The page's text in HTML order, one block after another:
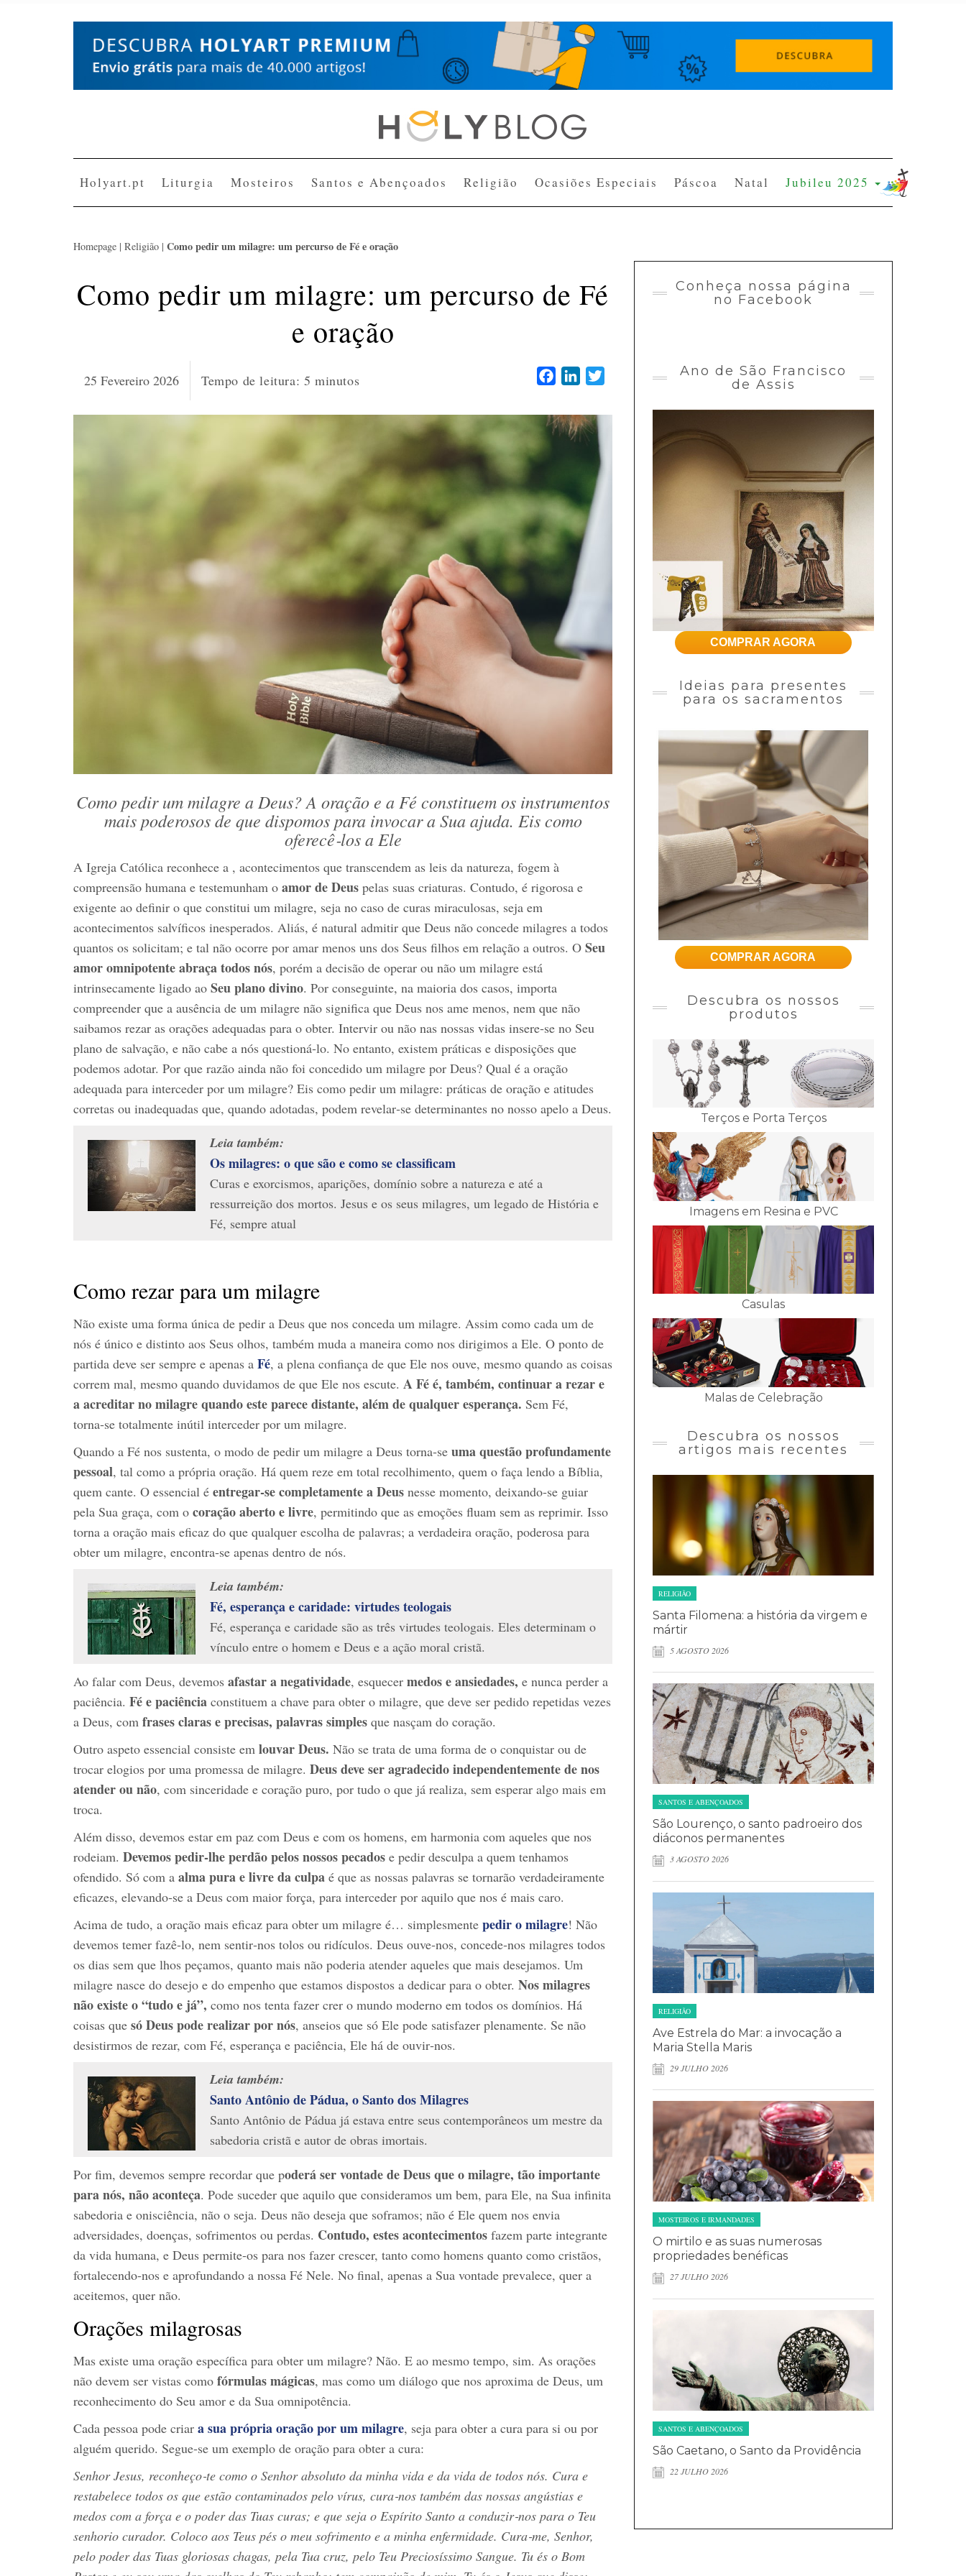
Holyart.pt Liturgia Mosteiros Santos e Abençoados Religião Ocasiões Especiais Páscoa Natal Jubileu 2025
Homepage | Religião | Como pedir um milagre: um percurso de Fé e oração
Como pedir um milagre: um percurso de Fé
e oração
25 Fevereiro 2026 Tempo de leitura: 5 minutos FacebookLinkedIn
Como pedir um milagre a Deus? A oração e a Fé constituem os instrumentos
mais poderosos de que dispomos para invocar a Sua ajuda. Eis como
oferecê‑los a Ele
A Igreja Católica reconhece a , acontecimentos que transcendem as leis da natureza, fogem à
compreensão humana e testemunham o amor de Deus pelas suas criaturas. Contudo, é rigorosa e
exigente ao definir o que constitui um milagre, seja no caso de curas miraculosas, seja em
acontecimentos salvíficos inesperados. Aliás, é natural admitir que Deus não concede milagres a todos
quantos os solicitam; e tal não ocorre por amar menos uns dos Seus filhos em relação a outros. O Seu
amor omnipotente abraça todos nós, porém a decisão de operar ou não um milagre está
intrinsecamente ligado ao Seu plano divino. Por conseguinte, na maioria dos casos, importa
compreender que a ausência de um milagre não significa que Deus nos ame menos, nem que não
saibamos rezar as orações adequadas para o obter. Intervir ou não nas nossas vidas insere‑se no Seu
plano de salvação, e não cabe a nós questioná‑lo. No entanto, existem práticas e disposições que
podemos adotar. Por que razão ainda não foi concedido um milagre por Deus? Qual é a oração
adequada para interceder por um milagre? Eis como pedir um milagre: práticas de oração e atitudes
corretas ou inadequadas que, quando adotadas, podem revelar‑se determinantes no nosso apelo a Deus.
Leia também:
Os milagres: o que são e como se classificam
Curas e exorcismos, aparições, domínio sobre a natureza e até a
ressurreição dos mortos. Jesus e os seus milagres, um legado de História e
Fé, sempre atual
Como rezar para um milagre
Não existe uma forma única de pedir a Deus que nos conceda um milagre. Assim como cada um de
nós é único e distinto aos Seus olhos, também muda a maneira como nos dirigimos a Ele. O ponto de
partida deve ser sempre e apenas a Fé, a plena confiança de que Ele nos ouve, mesmo quando as coisas
correm mal, mesmo quando duvidamos de que Ele nos escute. A Fé é, também, continuar a rezar e
a acreditar no milagre quando este parece distante, além de qualquer esperança. Sem Fé,
torna‑se totalmente inútil interceder por um milagre.
Quando a Fé nos sustenta, o modo de pedir um milagre a Deus torna‑se uma questão profundamente
pessoal, tal como a própria oração. Há quem reze em total recolhimento, quem o faça lendo a Bíblia,
quem cante. O essencial é entregar‑se completamente a Deus nesse momento, deixando‑se guiar
pela Sua graça, com o coração aberto e livre, permitindo que as emoções fluam sem as reprimir. Isso
torna a oração mais eficaz do que qualquer escolha de palavras; a verdadeira oração, poderosa para
obter um milagre, encontra‑se apenas dentro de nós.
Leia também:
Fé, esperança e caridade: virtudes teologais
Fé, esperança e caridade são as três virtudes teologais. Eles determinam o
vínculo entre o homem e Deus e a ação moral cristã.
Ao falar com Deus, devemos afastar a negatividade, esquecer medos e ansiedades, e nunca perder a
paciência. Fé e paciência constituem a chave para obter o milagre, que deve ser pedido repetidas vezes
a Deus, com frases claras e precisas, palavras simples que nasçam do coração.
Outro aspeto essencial consiste em louvar Deus. Não se trata de uma forma de o conquistar ou de
trocar elogios por uma promessa de milagre. Deus deve ser agradecido independentemente de nos
atender ou não, com sinceridade e coração puro, por tudo o que já realiza, sem esperar algo mais em
troca.
Além disso, devemos estar em paz com Deus e com os homens, em harmonia com aqueles que nos
rodeiam. Devemos pedir-lhe perdão pelos nossos pecados e pedir desculpa a quem tenhamos
ofendido. Só com a alma pura e livre da culpa é que as nossas palavras se tornarão verdadeiramente
eficazes, elevando‑se a Deus com maior força, para interceder por aquilo que nos é mais caro.
Acima de tudo, a oração mais eficaz para obter um milagre é… simplesmente pedir o milagre! Não
devemos temer fazê‑lo, nem sentir‑nos tolos ou ridículos. Deus ouve‑nos, concede‑nos milagres todos
os dias sem que lhos peçamos, quanto mais não poderia atender aqueles que mais desejamos. Um
milagre nasce do desejo e do empenho que estamos dispostos a dedicar para o obter. Nos milagres
não existe o “tudo e já”, como nos tenta fazer crer o mundo moderno em todos os domínios. Há
coisas que só Deus pode realizar por nós, anseios que só Ele pode satisfazer plenamente. Se não
desistirmos de rezar, com Fé, esperança e paciência, Ele há de ouvir‑nos.
Leia também:
Santo Antônio de Pádua, o Santo dos Milagres
Santo Antônio de Pádua já estava entre seus contemporâneos um mestre da
sabedoria cristã e autor de obras imortais.
Por fim, devemos sempre recordar que poderá ser vontade de Deus que o milagre, tão importante
para nós, não aconteça. Pode suceder que aquilo que consideramos um bem, para Ele, na Sua infinita
sabedoria e onisciência, não o seja. Deus não deseja que soframos; não é Ele quem nos envia
adversidades, doenças, sofrimentos ou perdas. Contudo, estes acontecimentos fazem parte integrante
da vida humana, e Deus permite‑os para nos fazer crescer, tanto como homens quanto como cristãos,
fortalecendo‑nos e aprofundando a nossa Fé Nele. No final, apenas a Sua vontade prevalece, quer a
aceitemos, quer não.
Orações milagrosas
Mas existe uma oração específica para obter um milagre? Não. E ao mesmo tempo, sim. As orações
não devem ser vistas como fórmulas mágicas, mas como um diálogo que nos aproxima de Deus, um
reconhecimento do Seu amor e da Sua omnipotência.
Cada pessoa pode criar a sua própria oração por um milagre, seja para obter a cura para si ou por
alguém querido. Segue‑se um exemplo de oração para obter a cura:
Senhor Jesus, reconheço‑te como o Senhor absoluto da minha vida e da vida de todos nós. Cura e
restabelece todos os que estão contaminados pelo vírus, cura‑nos também das nossas angústias e
medos com a força e o poder das Tuas curas; e que seja o Espírito Santo a conduzir‑nos para o Teu
senhorio curador. Coloco aos Teus pés o meu sofrimento e a minha enfermidade. Cura‑me, Senhor,
pelo poder das Tuas gloriosas chagas, pela Tua cruz, pelo Teu Preciosíssimo Sangue. Tu és o Bom
Conheça nossa página
no Facebook
Ano de São Francisco
de Assis
COMPRAR AGORA
Ideias para presentes
para os sacramentos
COMPRAR AGORA
Descubra os nossos
produtos
Terços e Porta Terços
Imagens em Resina e PVC
Casulas
Malas de Celebração
Descubra os nossos
artigos mais recentes
RELIGIÃO
Santa Filomena: a história da virgem e
mártir
5 AGOSTO 2026
SANTOS E ABENÇOADOS
São Lourenço, o santo padroeiro dos
diáconos permanentes
3 AGOSTO 2026
RELIGIÃO
Ave Estrela do Mar: a invocação a
Maria Stella Maris
29 JULHO 2026
MOSTEIROS E IRMANDADES
O mirtilo e as suas numerosas
propriedades benéficas
27 JULHO 2026
SANTOS E ABENÇOADOS
São Caetano, o Santo da Providência
22 JULHO 2026